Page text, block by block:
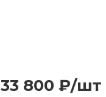
33 800 ₽/шт